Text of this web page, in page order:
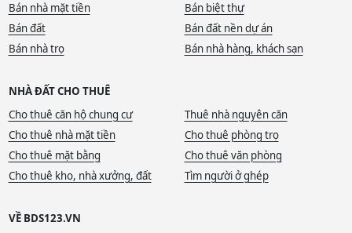
Bán nhà mặt tiền
Bán biệt thự
Bán đất
Bán đất nền dự án
Bán nhà trọ
Bán nhà hàng, khách sạn
NHÀ ĐẤT CHO THUÊ
Cho thuê căn hộ chung cư
Thuê nhà nguyên căn
Cho thuê nhà mặt tiền
Cho thuê phòng trọ
Cho thuê mặt bằng
Cho thuê văn phòng
Cho thuê kho, nhà xưởng, đất
Tìm người ở ghép
VỀ BDS123.VN